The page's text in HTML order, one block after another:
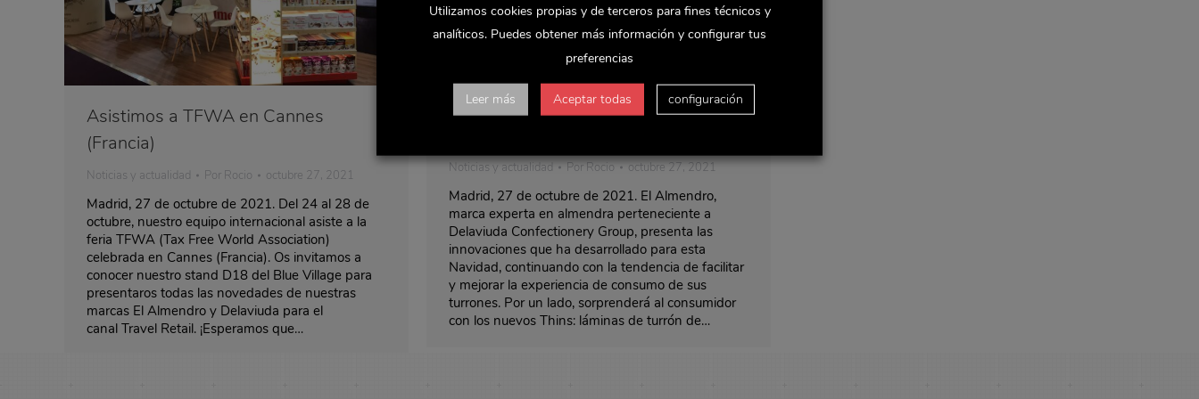
Asistimos a TFWA en Cannes
(Francia)
Noticias y actualidad Por Rocio octubre 27, 2021
Madrid, 27 de octubre de 2021. Del 24 al 28 de
octubre, nuestro equipo internacional asiste a la
feria TFWA (Tax Free World Association)
celebrada en Cannes (Francia). Os invitamos a
conocer nuestro stand D18 del Blue Village para
presentaros todas las novedades de nuestras
marcas El Almendro y Delaviuda para el
canal Travel Retail. ¡Esperamos que…
El Almendro continúa apostando por
Noticias y actualidad Por Rocio octubre 27, 2021
Madrid, 27 de octubre de 2021. El Almendro,
marca experta en almendra perteneciente a
Delaviuda Confectionery Group, presenta las
innovaciones que ha desarrollado para esta
Navidad, continuando con la tendencia de facilitar
y mejorar la experiencia de consumo de sus
turrones. Por un lado, sorprenderá al consumidor
con los nuevos Thins: láminas de turrón de…
Utilizamos cookies propias y de terceros para fines técnicos y
analíticos. Puedes obtener más información y configurar tus
preferencias
Leer más Aceptar todas configuración